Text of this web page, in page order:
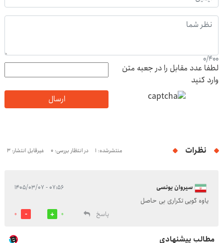
0/400
لطفا عدد مقابل را در جعبه متن
وارد کنید
ارسال
نظرات منتشرشده: 1 در انتظار بررسی: 0 غیرقابل انتشار: 3
سیروان یونسی ۰۷:۵۶ - ۱۴۰۵/۰۳/۰۷
یاوه گویی تکراری بی حاصل
پاسخ
0
0
مطالب پیشنهادی